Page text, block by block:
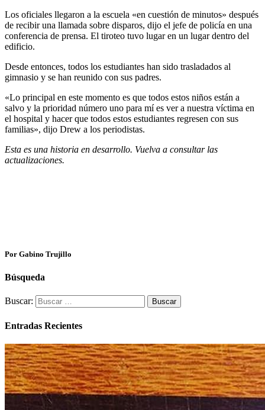
Los oficiales llegaron a la escuela «en cuestión de minutos» después
de recibir una llamada sobre disparos, dijo el jefe de policía en una
conferencia de prensa. El tiroteo tuvo lugar en un lugar dentro del
edificio.
Desde entonces, todos los estudiantes han sido trasladados al
gimnasio y se han reunido con sus padres.
«Lo principal en este momento es que todos estos niños están a
salvo y la prioridad número uno para mí es ver a nuestra víctima en
el hospital y hacer que todos estos estudiantes regresen con sus
familias», dijo Drew a los periodistas.
Esta es una historia en desarrollo. Vuelva a consultar las
actualizaciones.
Por Gabino Trujillo
Búsqueda
Buscar:
Entradas Recientes